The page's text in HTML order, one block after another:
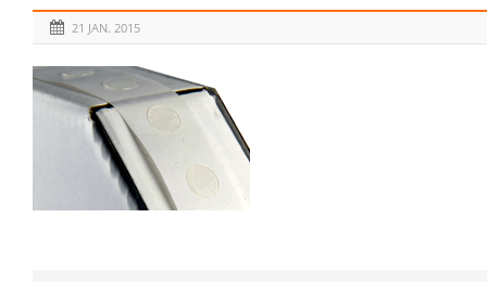
21 JAN. 2015